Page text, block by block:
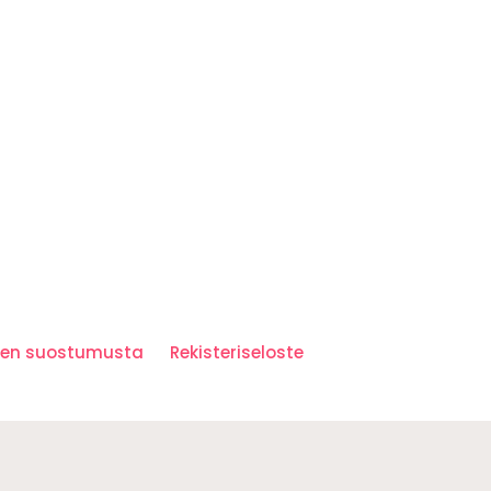
suostumusta Rekisteriseloste